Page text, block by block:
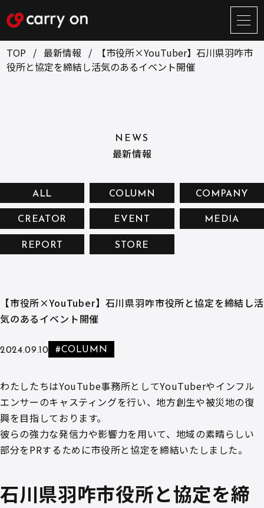
サ
イ
ト
メ
RECRUIT
お問い合せ
プライバシーポリシー
TOP 最新情報
【市役所×YouTuber】石川県羽咋市
役所と協定を締結し活気のあるイベント開催
NEWS
最新情報
ALL COLUMN COMPANY
CREATOR EVENT MEDIA
REPORT STORE
【市役所×YouTuber】石川県羽咋市役所と協定を締結し活
気のあるイベント開催
2024.09.10 #COLUMN
わたしたちはYouTube事務所としてYouTuberやインフル
エンサーのキャスティングを行い、地方創生や被災地の復
興を目指しております。
彼らの強力な発信力や影響力を用いて、地域の素晴らしい
部分をPRするために市役所と協定を締結いたしました。
石川県羽咋市役所と協定を締